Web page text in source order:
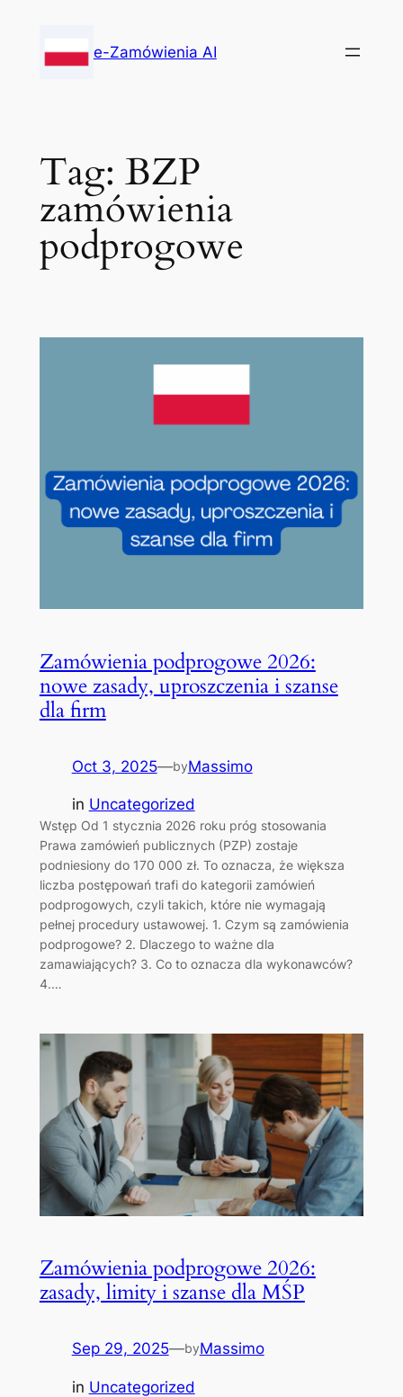
content
e-Zamówienia AI
Tag: BZP
zamówienia
podprogowe
Zamówienia podprogowe 2026:
nowe zasady, uproszczenia i szanse
dla firm
Oct 3, 2025—byMassimo
in Uncategorized
Wstęp Od 1 stycznia 2026 roku próg stosowania
Prawa zamówień publicznych (PZP) zostaje
podniesiony do 170 000 zł. To oznacza, że większa
liczba postępowań trafi do kategorii zamówień
podprogowych, czyli takich, które nie wymagają
pełnej procedury ustawowej. 1. Czym są zamówienia
podprogowe? 2. Dlaczego to ważne dla
zamawiających? 3. Co to oznacza dla wykonawców?
4.…
Zamówienia podprogowe 2026:
zasady, limity i szanse dla MŚP
Sep 29, 2025—byMassimo
in Uncategorized